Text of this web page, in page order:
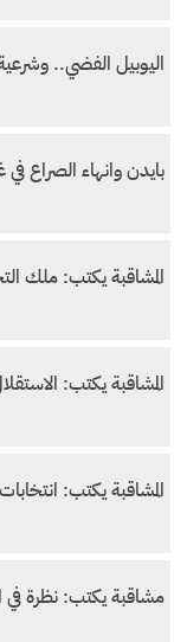
اليوبيل الفضي..
بايدن وانهاء الصراع في
المشاقبة يكتب: ملك
المشاقبة يكتب:
المشاقبة يكتب:
مشاقبة يكتب: نظرة